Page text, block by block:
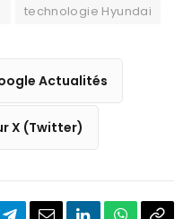
technologie Hyundai
Actualités
X (Twitter)